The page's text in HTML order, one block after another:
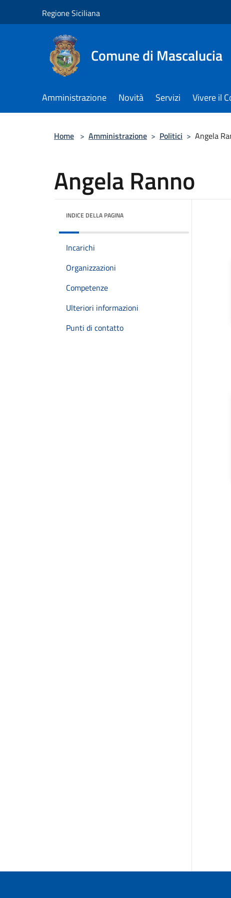
Regione Siciliana
Comune di Mascalucia
Amministrazione Novità Servizi Vivere il
Home > Amministrazione > Politici > Angela
Angela Ranno
INDICE DELLA PAGINA
Incarichi
Organizzazioni
Competenze
Ulteriori informazioni
Punti di contatto